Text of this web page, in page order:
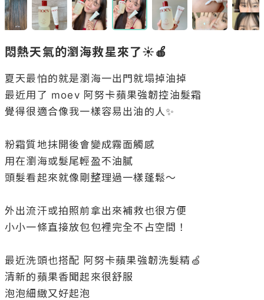
悶熱天氣的瀏海救星來了☀️🍎
夏天最怕的就是瀏海一出門就塌掉油掉
最近用了 moev 阿努卡蘋果強韌控油髮霜
覺得很適合像我一樣容易出油的人✨
粉霜質地抹開後會變成霧面觸感
用在瀏海或髮尾輕盈不油膩
頭髮看起來就像剛整理過一樣蓬鬆～
外出流汗或拍照前拿出來補救也很方便
小小一條直接放包包裡完全不占空間！
最近洗頭也搭配 阿努卡蘋果強韌洗髮精🍏
清新的蘋果香聞起來很舒服
泡泡細緻又好起泡